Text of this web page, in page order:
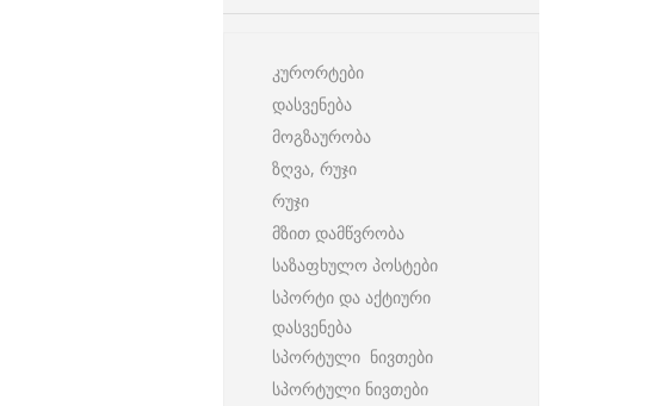
კურორტები
დასვენება
მოგზაურობა
ზღვა, რუჯი
რუჯი
მზით დამწვრობა
საზაფხულო პოსტები
სპორტი და აქტიური
დასვენება
სპორტული ნივთები
სპორტული ნივთები